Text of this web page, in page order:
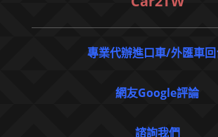
專業代辦進口車/外匯車
網友Google評論
諮詢我們